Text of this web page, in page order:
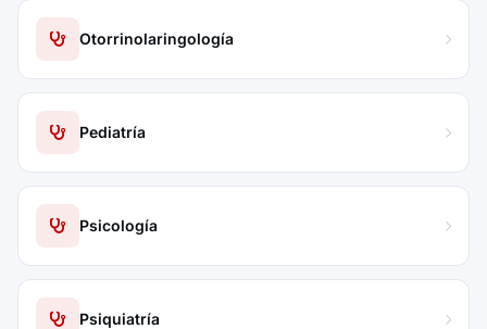
Otorrinolaringología
Pediatría
Psicología
Psiquiatría